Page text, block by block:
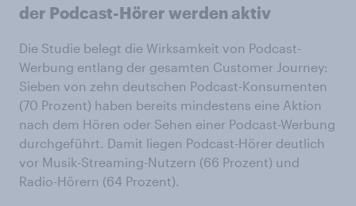
der Podcast-Hörer werden aktiv
Die Studie belegt die Wirksamkeit von Podcast-
Werbung entlang der gesamten Customer Journey:
Sieben von zehn deutschen Podcast-Konsumenten
(70 Prozent) haben bereits mindestens eine Aktion
nach dem Hören oder Sehen einer Podcast-Werbung
durchgeführt. Damit liegen Podcast-Hörer deutlich
vor Musik-Streaming-Nutzern (66 Prozent) und
Radio-Hörern (64 Prozent).